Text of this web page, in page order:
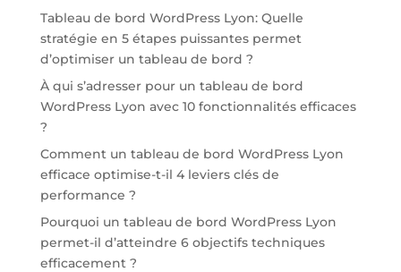
Tableau de bord WordPress Lyon: Quelle
stratégie en 5 étapes puissantes permet
d’optimiser un tableau de bord ?
À qui s’adresser pour un tableau de bord
WordPress Lyon avec 10 fonctionnalités efficaces
?
Comment un tableau de bord WordPress Lyon
efficace optimise-t-il 4 leviers clés de
performance ?
Pourquoi un tableau de bord WordPress Lyon
permet-il d’atteindre 6 objectifs techniques
efficacement ?